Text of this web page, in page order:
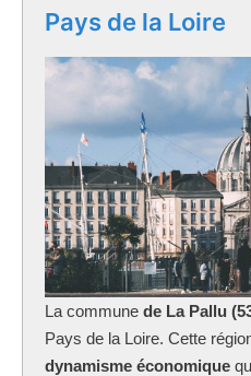
Pays de la Loire
La commune de La Pallu
Pays de la Loire. Cette
dynamisme économique